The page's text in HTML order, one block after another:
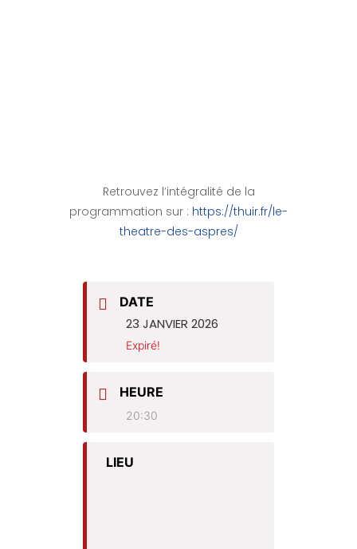
Retrouvez l’intégralité de la
programmation sur : https://thuir.fr/le-
theatre-des-aspres/
DATE
23 JANVIER 2026
Expiré!
HEURE
20:30
LIEU